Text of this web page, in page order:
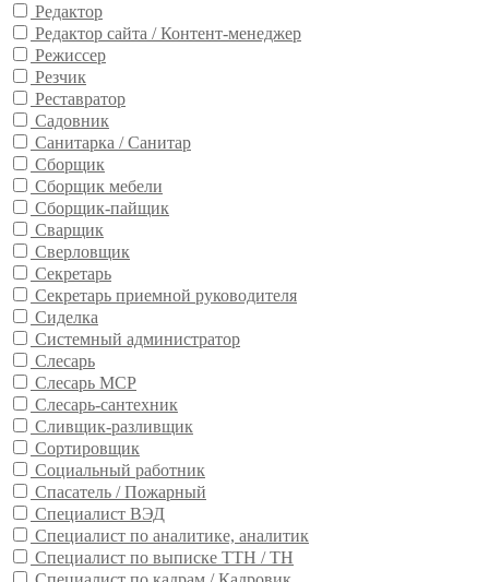
Редактор
Редактор сайта / Контент-менеджер
Режиссер
Резчик
Реставратор
Садовник
Санитарка / Санитар
Сборщик
Сборщик мебели
Сборщик-пайщик
Сварщик
Сверловщик
Секретарь
Секретарь приемной руководителя
Сиделка
Системный администратор
Слесарь
Слесарь МСР
Слесарь-сантехник
Сливщик-разливщик
Сортировщик
Социальный работник
Спасатель / Пожарный
Специалист ВЭД
Специалист по аналитике, аналитик
Специалист по выписке ТТН / ТН